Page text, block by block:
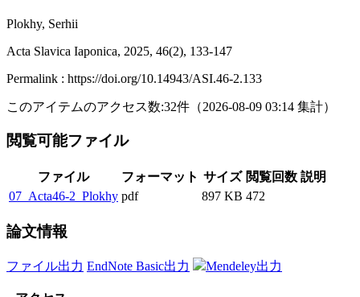
Plokhy, Serhii
Acta Slavica Iaponica, 2025, 46(2), 133-147
Permalink : https://doi.org/10.14943/ASI.46-2.133
このアイテムのアクセス数:32件 （2026-08-09 03:14 集計）
閲覧可能ファイル
ファイル フォーマット サイズ 閲覧回数 説明
07_Acta46-2_Plokhy pdf 897 KB 472
論文情報
ファイル出力 EndNote Basic出力 Mendeley出力